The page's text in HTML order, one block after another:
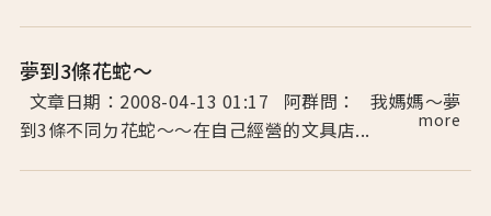
夢到3條花蛇～
文章日期：2008-04-13 01:17 阿群問： 我媽媽～夢
到3條不同ㄉ花蛇～～在自己經營的文具店...
more